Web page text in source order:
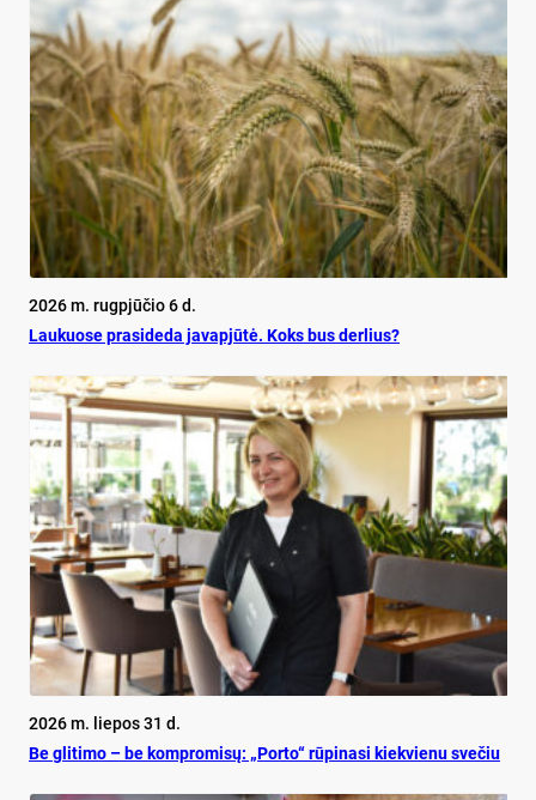
2026 m. rugpjūčio 6 d.
Lau­kuo­se pra­si­de­da ja­vapjūtė. Koks bus der­lius?
2026 m. liepos 31 d.
Be gli­ti­mo – be komp­ro­mi­sų: „Por­to“ rū­pi­na­si kiek­vie­nu sve­čiu